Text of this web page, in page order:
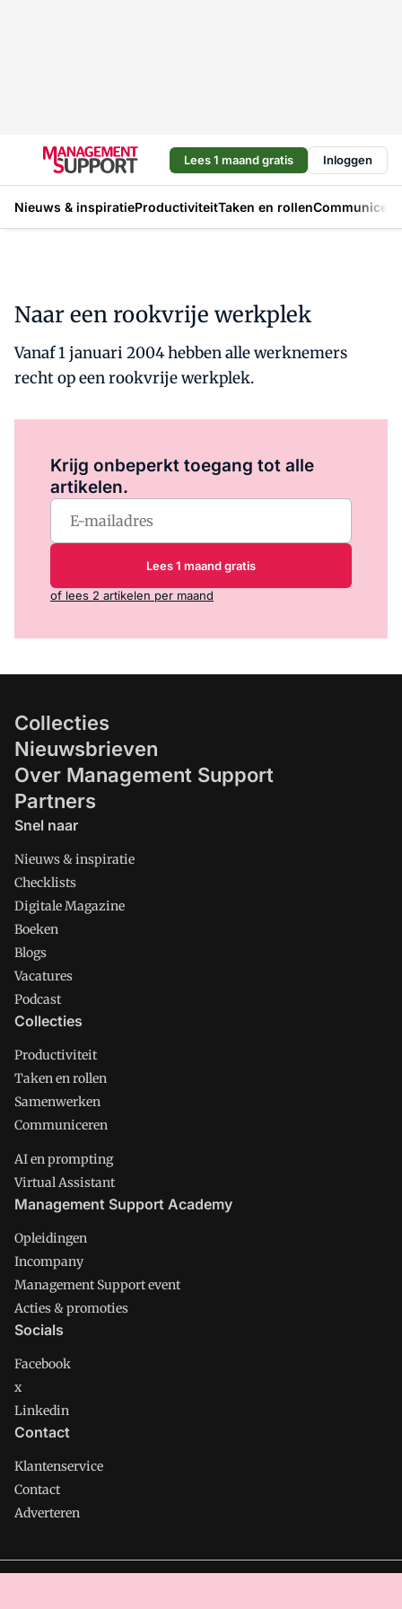
Lees 1 maand gratis Inloggen
Nieuws & inspiratieProductiviteitTaken en rollen
Naar een rookvrije werkplek
Vanaf 1 januari 2004 hebben alle werknemers
recht op een rookvrije werkplek.
Krijg onbeperkt toegang tot alle
artikelen.
Lees 1 maand gratis
of lees 2 artikelen per maand
Collecties
Nieuwsbrieven
Over Management Support
Partners
Snel naar
Nieuws & inspiratie
Checklists
Digitale Magazine
Boeken
Blogs
Vacatures
Podcast
Collecties
Productiviteit
Taken en rollen
Samenwerken
Communiceren
AI en prompting
Virtual Assistant
Management Support Academy
Opleidingen
Incompany
Management Support event
Acties & promoties
Socials
Facebook
x
Linkedin
Contact
Klantenservice
Contact
Adverteren